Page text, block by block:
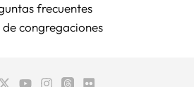
frecuentes
congregaciones